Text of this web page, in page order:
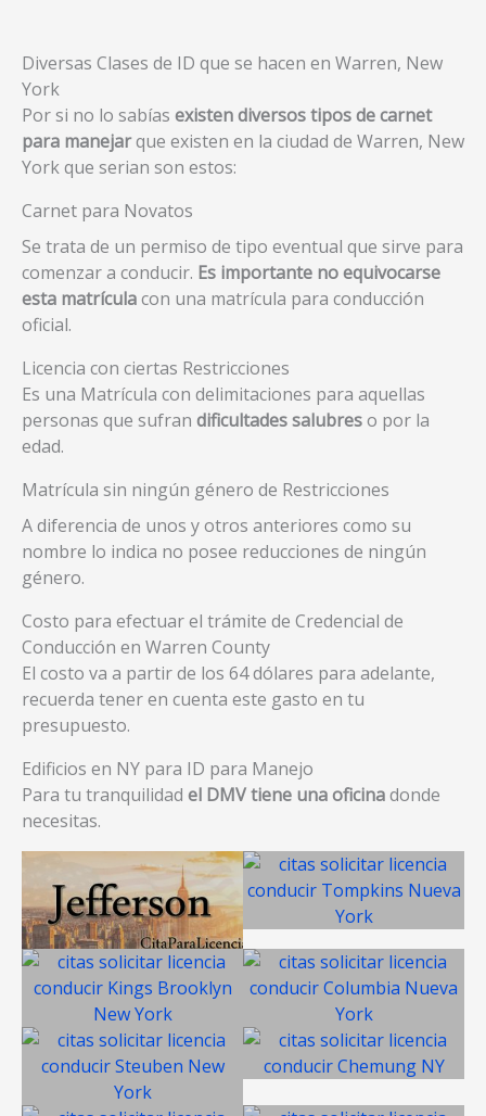
Diversas Clases de ID que se hacen en Warren, New
York
Por si no lo sabías existen diversos tipos de carnet
para manejarque existen en la ciudad de Warren, New
York que serian son estos:
Carnet para Novatos
Se trata de un permiso de tipo eventual que sirve para
comenzar a conducir. Es importante no equivocarse
esta matrículacon una matrícula para conducción
oficial.
Licencia con ciertas Restricciones
Es una Matrícula con delimitaciones para aquellas
personas que sufran dificultades salubreso por la
edad.
Matrícula sin ningún género de Restricciones
A diferencia de unos y otros anteriores como su
nombre lo indica no posee reducciones de ningún
género.
Costo para efectuar el trámite de Credencial de
Conducción en Warren County
El costo va a partir de los 64 dólares para adelante,
recuerda tener en cuenta este gasto en tu
presupuesto.
Edificios en NY para ID para Manejo
Para tu tranquilidad el DMV tiene una oficinadonde
necesitas.